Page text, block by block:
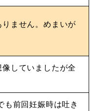
ません。めまいが
していましたが全
も前回妊娠時は吐き